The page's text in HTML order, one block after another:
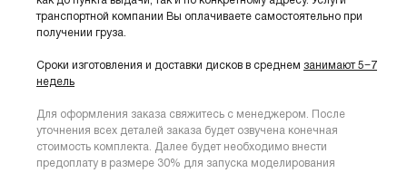
транспортной компании Вы оплачиваете самостоятельно при
получении груза.
Сроки изготовления и доставки дисков в среднем занимают 5−7
недель
Для оформления заказа свяжитесь с менеджером. После
уточнения всех деталей заказа будет озвучена конечная
стоимость комплекта. Далее будет необходимо внести
предоплату в размере 30% для запуска моделирования